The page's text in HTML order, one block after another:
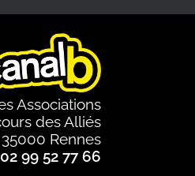
Associations
des Alliés
35000 Rennes
99 52 77 66